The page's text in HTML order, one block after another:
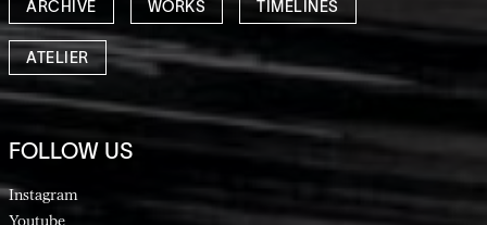
ARCHIVE WORKS TIMELINES
ATELIER
FOLLOW US
Instagram
Youtube